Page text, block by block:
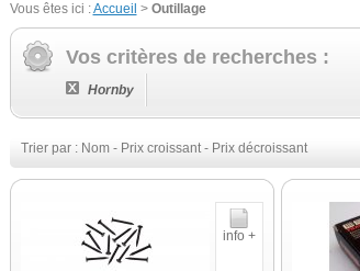
Vous êtes ici :Accueil > Outillage
Vos critères de recherches :
Hornby
Trier par : Nom- Prix croissant- Prix décroissant
info +